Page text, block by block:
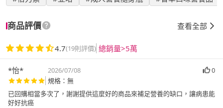
商品評價 查看全部
4.7(19則評價) 總銷量>5萬
*怡* 2026/07/08
0
規格：無
已回購相當多次了，謝謝提供這麼好的商品來補足營養的缺口，讓病患能
好好抗癌